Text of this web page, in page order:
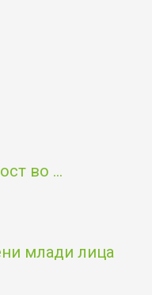
во ...
млади лица